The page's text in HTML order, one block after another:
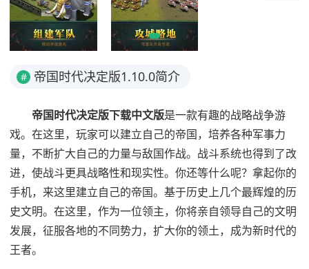
# 帝国时代决定版1.10.0简介
帝国时代决定版下载中文版是一款有趣的战略战争游
戏。在这里，玩家可以建立自己的帝国，培养各种军事力
量，不断扩大自己的力量与敌国作战。战斗系统也得到了改
进，使战斗更具战略性和现实性。你还等什么呢？拿起你的
手机，来这里建立自己的帝国。基于历史上几个最辉煌的历
史文明。在这里，作为一位领主，你将亲自领导自己的文明
发展，征服各地的不同势力，扩大你的领土，成为新时代的
王者。